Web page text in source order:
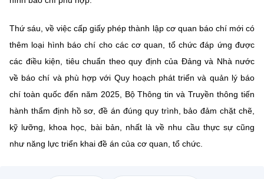
Thứ sáu, về việc cấp giấy phép thành lập cơ quan báo chí mới có
thêm loại hình báo chí cho các cơ quan, tổ chức đáp ứng được
các điều kiện, tiêu chuẩn theo quy định của Đảng và Nhà nước
về báo chí và phù hợp với Quy hoạch phát triển và quản lý báo
chí toàn quốc đến năm 2025, Bộ Thông tin và Truyền thông tiến
hành thẩm định hồ sơ, đề án đúng quy trình, bảo đảm chặt chẽ,
kỹ lưỡng, khoa học, bài bản, nhất là về nhu cầu thực sự cũng
như năng lực triển khai đề án của cơ quan, tổ chức.